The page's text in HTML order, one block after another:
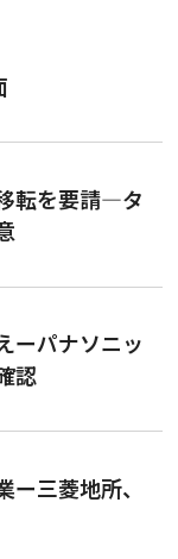
転を要請—タ
ーパナソニッ
認
三菱地所、